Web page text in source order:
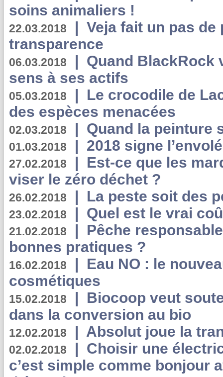
soins animaliers !
22.03.2018 | Veja fait un pas de
transparence
06.03.2018 | Quand BlackRock
sens à ses actifs
05.03.2018 | Le crocodile de
des espèces menacées
02.03.2018 | Quand la peinture
01.03.2018 | 2018 signe
27.02.2018 | Est-ce que les
viser le zéro déchet ?
26.02.2018 | La peste soit des
23.02.2018 | Quel est le vrai
21.02.2018 | Pêche
bonnes pratiques ?
16.02.2018 | Eau NO : le
cosmétiques
15.02.2018 | Biocoop veut
dans la conversion au bio
12.02.2018 | Absolut joue la
02.02.2018 | Choisir une
c’est simple comme bonjour